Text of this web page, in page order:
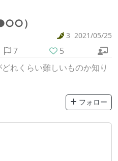
）
3 2021/05/25
7
5
れくらい難しいものか知り
フォロー